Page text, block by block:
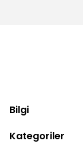
Bilgi
Kategoriler